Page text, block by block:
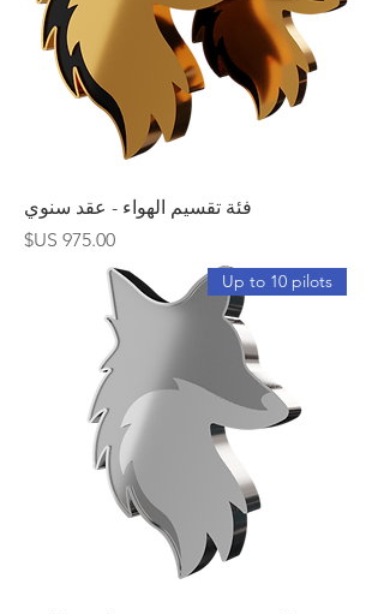
فئة تقسيم الهواء - عقد سنوي
السعر
Up to 10 pilots